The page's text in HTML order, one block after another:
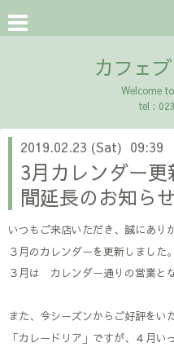
カフェ
Welcome
tel :
2019.02.23 (Sat) 09:39
3月カレンダー
間延長のお知らせ
いつもご来店いただき、誠にあり
３月のカレンダーを更新しました。
３月は カレンダー通りの営業と
また、今シーズンからご好評をい
「カレードリア」ですが、４月い